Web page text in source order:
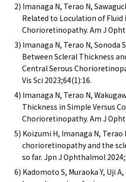
2) Imanaga N, Terao N,
Related to Loculation of Fluid
Chorioretinopathy. Am J
3) Imanaga N, Terao N, Sonoda
Between Scleral Thickness
Central Serous
Vis Sci 2023;64(1):16.
4) Imanaga N, Terao N,
Thickness in Simple Versus
Chorioretinopathy. Am J
5) Koizumi H, Imanaga N, Terao
chorioretinopathy and the
so far. Jpn J Ophthalmol
6) Kadomoto S, Muraoka Y, Uji